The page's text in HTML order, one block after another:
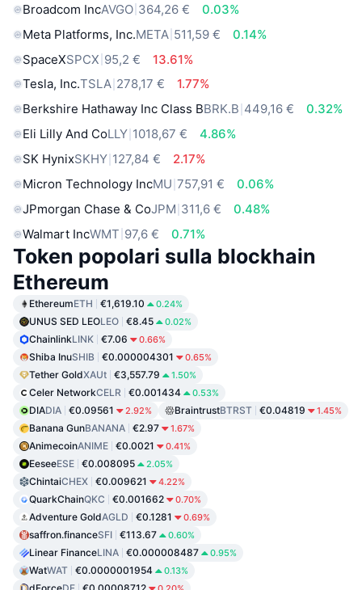
Broadcom IncAVGO 364,26 €
0.03%
Meta Platforms, Inc.META 511,59 €
0.14%
SpaceXSPCX 95,2 €
13.61%
Tesla, Inc.TSLA 278,17 €
1.77%
Berkshire Hathaway Inc Class BBRK.B 449,16 €
0.32%
Eli Lilly And CoLLY 1018,67 €
4.86%
SK HynixSKHY 127,84 €
2.17%
Micron Technology IncMU 757,91 €
0.06%
JPmorgan Chase & CoJPM 311,6 €
0.48%
Walmart IncWMT 97,6 € 0.71%
Token popolari sulla blockhain
Ethereum
EthereumETH €1,619.10 0.24%
UNUS SED LEOLEO €8.45 0.02%
ChainlinkLINK €7.06 0.66%
Shiba InuSHIB €0.000004301 0.65%
Tether GoldXAUt €3,557.79 1.50%
Celer NetworkCELR €0.001434 0.53%
DIADIA €0.09561 2.92% BraintrustBTRST €0.04819 1.45%
Banana GunBANANA €2.97 1.67%
AnimecoinANIME €0.0021 0.41%
EeseeESE €0.008095 2.05%
ChintaiCHEX €0.009621 4.22%
QuarkChainQKC €0.001662 0.70%
Adventure GoldAGLD €0.1281 0.69%
saffron.financeSFI €113.67 0.60%
Linear FinanceLINA €0.000008487 0.95%
WatWAT €0.0000001954 0.13%